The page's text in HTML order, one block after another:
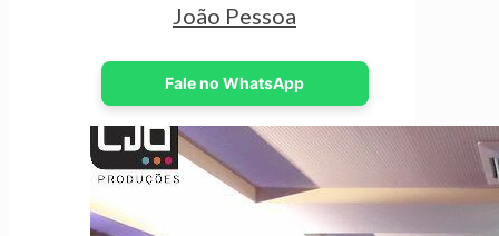
João Pessoa
Fale no WhatsApp